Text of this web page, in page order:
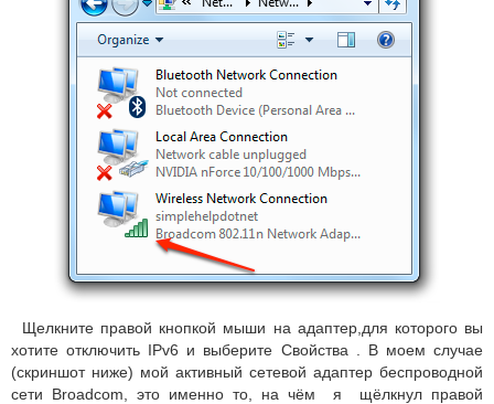
Щелкните правой кнопкой мыши на адаптер,для которого вы
хотите отключить IPv6 и выберите Свойства
В моем случае
(скриншот ниже) мой активный сетевой адаптер беспроводной
сети Broadcom, это именно то, на чём я щёлкнул правой